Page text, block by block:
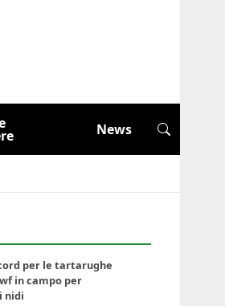
News
per le tartarughe
in campo per
nidi